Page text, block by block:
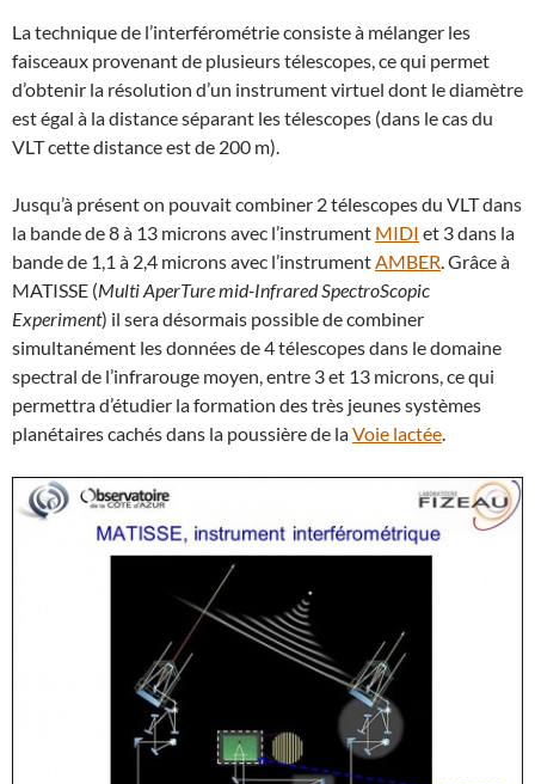
La technique de l’interférométrie consiste à mélanger les
faisceaux provenant de plusieurs télescopes, ce qui permet
d’obtenir la résolution d’un instrument virtuel dont le diamètre
est égal à la distance séparant les télescopes (dans le cas du
VLT cette distance est de 200 m).
Jusqu’à présent on pouvait combiner 2 télescopes du VLT dans
la bande de 8 à 13 microns avec l’instrument MIDI et 3 dans la
bande de 1,1 à 2,4 microns avec l’instrumentAMBER. Grâce à
MATISSE (Multi AperTure mid-Infrared SpectroScopic
Experiment) il sera désormais possible de combiner
simultanément les données de 4 télescopes dans le domaine
spectral de l’infrarouge moyen, entre 3 et 13 microns, ce qui
permettra d’étudier la formation des très jeunes systèmes
planétaires cachés dans la poussière de laVoie lactée.